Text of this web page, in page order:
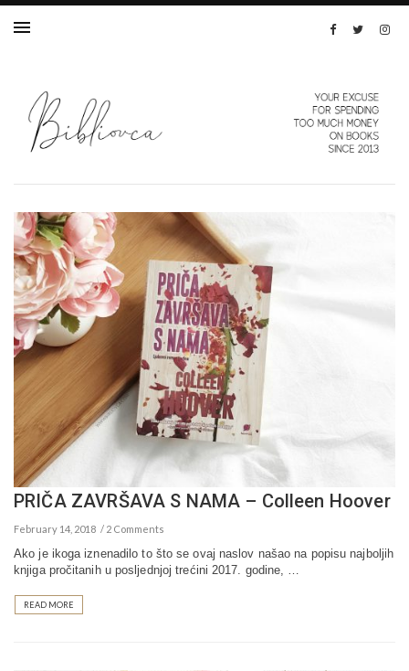
PRIČA ZAVRŠAVA S NAMA – Colleen Hoover
February 14, 2018 2 Comments
Ako je ikoga iznenadilo to što se ovaj naslov našao na popisu najboljih
knjiga pročitanih u posljednjoj trećini 2017. godine, …
READ MORE